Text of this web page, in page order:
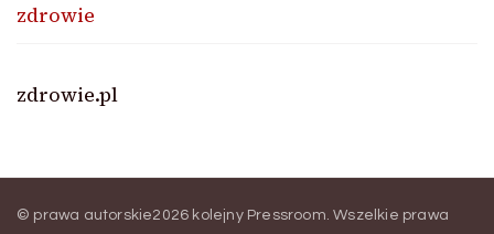
zdrowie
zdrowie.pl
© prawa autorskie2026 kolejny Pressroom. Wszelkie prawa